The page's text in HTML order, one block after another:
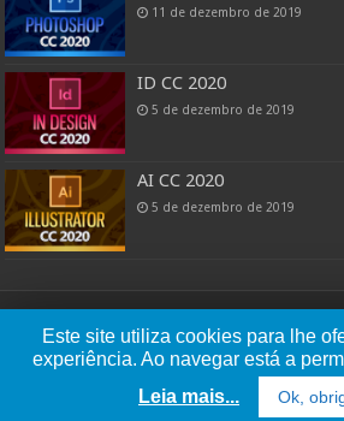
11 de dezembro de 2019
ID CC 2020
5 de dezembro de 2019
AI CC 2020
5 de dezembro de 2019
Copyright © 2026 | LC Tutors Install -
programas.
Este site utiliza cookies para lhe
experiência. Ao navegar está a
Leia mais...
Ok,